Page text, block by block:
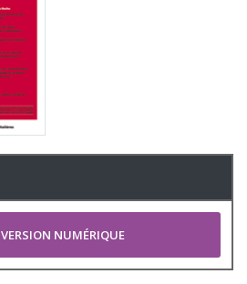
VERSION NUMÉRIQUE